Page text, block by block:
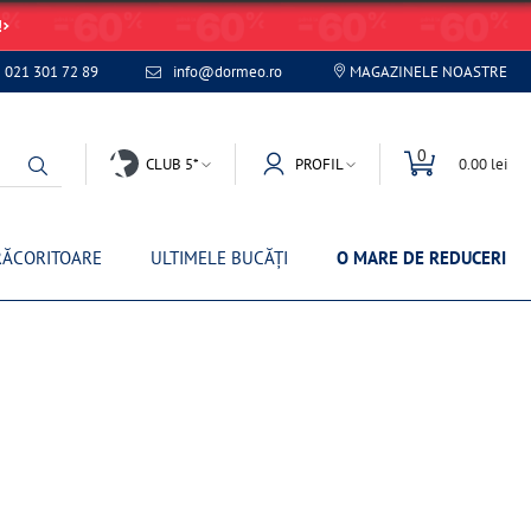
021 301 72 89 info@dormeo.ro MAGAZINELE NOASTRE
CLUB 5* PROFIL 0 0.00 lei
ULTIMELE BUCĂȚI O MARE DE REDUCERI